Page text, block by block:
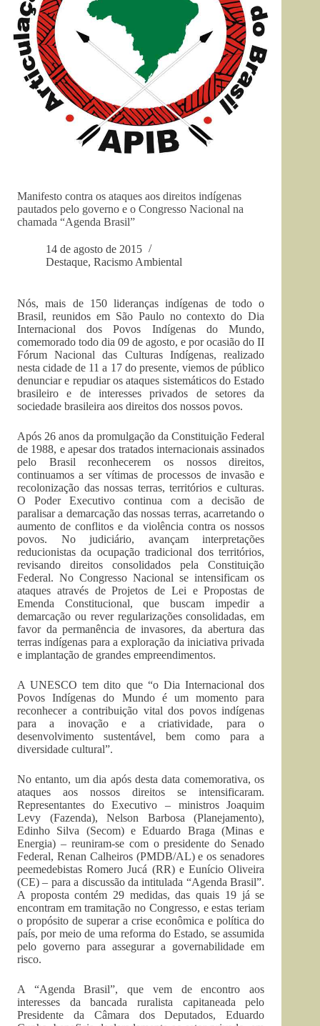
Manifesto contra os ataques aos direitos indígenas
pautados pelo governo e o Congresso Nacional na
chamada “Agenda Brasil”
14 de agosto de 2015
Destaque, Racismo Ambiental
Nós, mais de 150 lideranças indígenas de todo o
Brasil, reunidos em São Paulo no contexto do Dia
Internacional dos Povos Indígenas do Mundo,
comemorado todo dia 09 de agosto, e por ocasião do II
Fórum Nacional das Culturas Indígenas, realizado
nesta cidade de 11 a 17 do presente, viemos de público
denunciar e repudiar os ataques sistemáticos do Estado
brasileiro e de interesses privados de setores da
sociedade brasileira aos direitos dos nossos povos.
Após 26 anos da promulgação da Constituição Federal
de 1988, e apesar dos tratados internacionais assinados
pelo Brasil reconhecerem os nossos direitos,
continuamos a ser vítimas de processos de invasão e
recolonização das nossas terras, territórios e culturas.
O Poder Executivo continua com a decisão de
paralisar a demarcação das nossas terras, acarretando o
aumento de conflitos e da violência contra os nossos
povos. No judiciário, avançam interpretações
reducionistas da ocupação tradicional dos territórios,
revisando direitos consolidados pela Constituição
Federal. No Congresso Nacional se intensificam os
ataques através de Projetos de Lei e Propostas de
Emenda Constitucional, que buscam impedir a
demarcação ou rever regularizações consolidadas, em
favor da permanência de invasores, da abertura das
terras indígenas para a exploração da iniciativa privada
e implantação de grandes empreendimentos.
A UNESCO tem dito que “o Dia Internacional dos
Povos Indígenas do Mundo é um momento para
reconhecer a contribuição vital dos povos indígenas
para a inovação e a criatividade, para o
desenvolvimento sustentável, bem como para a
diversidade cultural”.
No entanto, um dia após desta data comemorativa, os
ataques aos nossos direitos se intensificaram.
Representantes do Executivo – ministros Joaquim
Levy (Fazenda), Nelson Barbosa (Planejamento),
Edinho Silva (Secom) e Eduardo Braga (Minas e
Energia) – reuniram-se com o presidente do Senado
Federal, Renan Calheiros (PMDB/AL) e os senadores
peemedebistas Romero Jucá (RR) e Eunício Oliveira
(CE) – para a discussão da intitulada “Agenda Brasil”.
A proposta contém 29 medidas, das quais 19 já se
encontram em tramitação no Congresso, e estas teriam
o propósito de superar a crise econômica e política do
país, por meio de uma reforma do Estado, se assumida
pelo governo para assegurar a governabilidade em
risco.
A “Agenda Brasil”, que vem de encontro aos
interesses da bancada ruralista capitaneada pelo
Presidente da Câmara dos Deputados, Eduardo